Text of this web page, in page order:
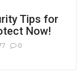
Tips for
Now!
0